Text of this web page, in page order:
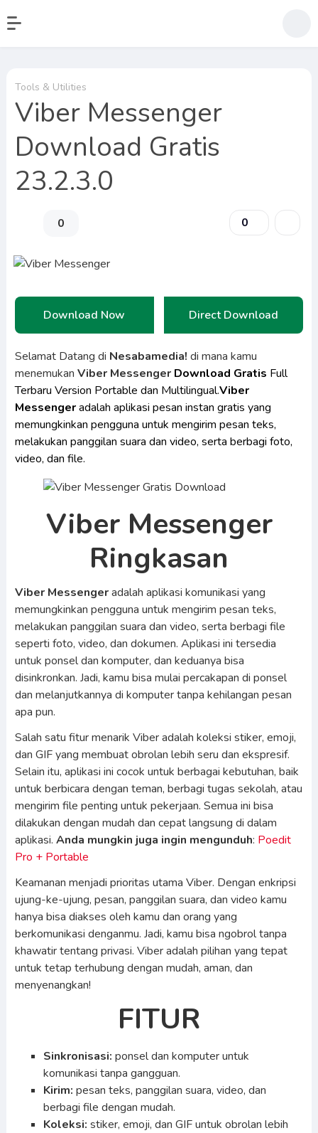
Tools & Utilities
Viber Messenger
Download Gratis
23.2.3.0
0 0
Download Now Direct Download
Selamat Datang di Nesabamedia! di mana kamu
menemukan Viber Messenger Download Gratis Full
Terbaru Version Portable dan Multilingual.Viber
Messengeradalah aplikasi pesan instan gratis yang
memungkinkan pengguna untuk mengirim pesan teks,
melakukan panggilan suara dan video, serta berbagi foto,
video, dan file.
Viber Messenger
Ringkasan
Viber Messengeradalah aplikasi komunikasi yang
memungkinkan pengguna untuk mengirim pesan teks,
melakukan panggilan suara dan video, serta berbagi file
seperti foto, video, dan dokumen. Aplikasi ini tersedia
untuk ponsel dan komputer, dan keduanya bisa
disinkronkan. Jadi, kamu bisa mulai percakapan di ponsel
dan melanjutkannya di komputer tanpa kehilangan pesan
apa pun.
Salah satu fitur menarik Viber adalah koleksi stiker, emoji,
dan GIF yang membuat obrolan lebih seru dan ekspresif.
Selain itu, aplikasi ini cocok untuk berbagai kebutuhan, baik
untuk berbicara dengan teman, berbagi tugas sekolah, atau
mengirim file penting untuk pekerjaan. Semua ini bisa
dilakukan dengan mudah dan cepat langsung di dalam
aplikasi. Anda mungkin juga ingin mengunduh: Poedit
Pro + Portable
Keamanan menjadi prioritas utama Viber. Dengan enkripsi
ujung-ke-ujung, pesan, panggilan suara, dan video kamu
hanya bisa diakses oleh kamu dan orang yang
berkomunikasi denganmu. Jadi, kamu bisa ngobrol tanpa
khawatir tentang privasi. Viber adalah pilihan yang tepat
untuk tetap terhubung dengan mudah, aman, dan
menyenangkan!
FITUR
Sinkronisasi: ponsel dan komputer untuk
komunikasi tanpa gangguan.
Kirim: pesan teks, panggilan suara, video, dan
berbagi file dengan mudah.
Koleksi: stiker, emoji, dan GIF untuk obrolan lebih